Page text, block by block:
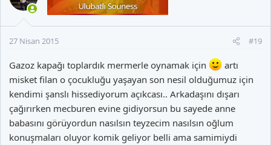
27 Nisan 2015 #19
Gazoz kapağı toplardık mermerle oynamak için
artı
misket filan o çocukluğu yaşayan son nesil olduğumuz için
kendimi şanslı hissediyorum açıkcası.. Arkadaşını dışarı
çağırırken mecburen evine gidiyorsun bu sayede anne
babasını görüyordun nasılsın teyzecim nasılsın oğlum
konuşmaları oluyor komik geliyor belli ama samimiydi